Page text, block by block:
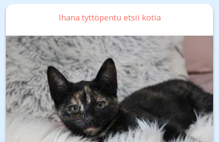
Ihana tyttöpentu etsii kotia